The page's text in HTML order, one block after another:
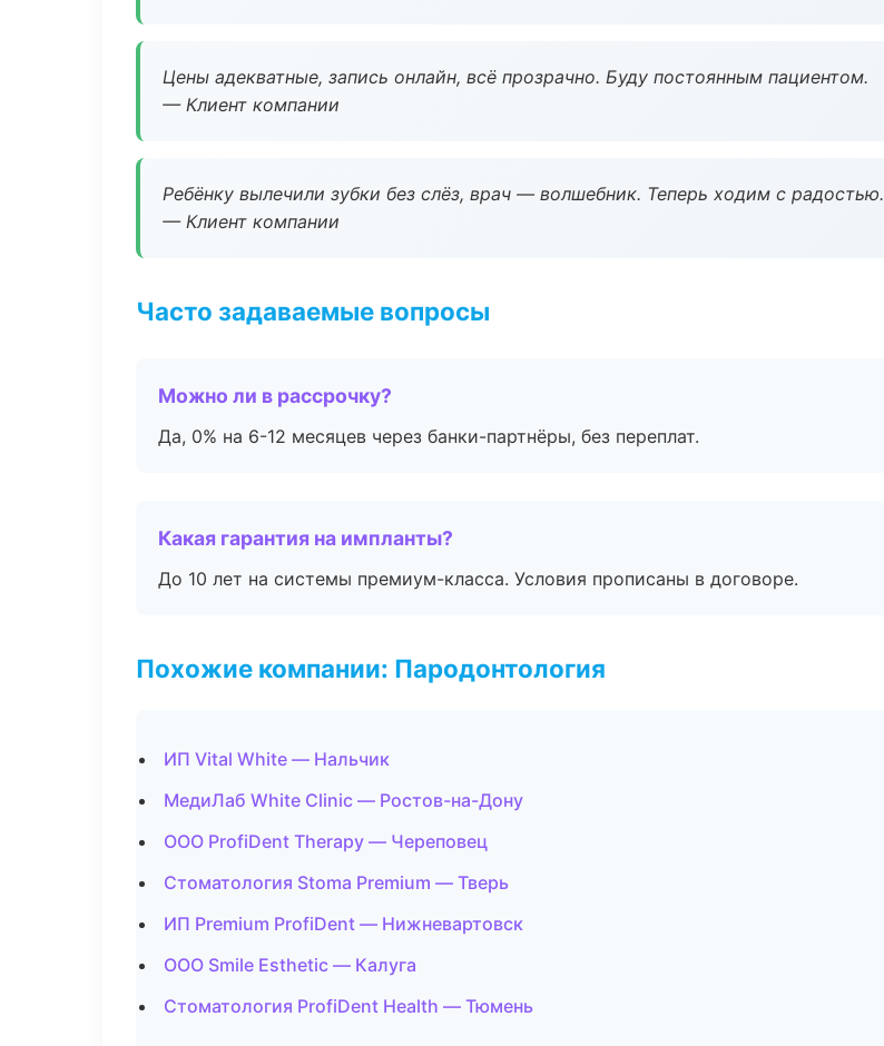
Цены адекватные, запись онлайн, всё прозрачно. Буду постоянным пациентом.
— Клиент компании
Ребёнку вылечили зубки без слёз, врач — волшебник. Теперь ходим с радостью.
— Клиент компании
Часто задаваемые вопросы
Можно ли в рассрочку?
Да, 0% на 6-12 месяцев через банки-партнёры, без переплат.
Какая гарантия на импланты?
До 10 лет на системы премиум-класса. Условия прописаны в договоре.
Похожие компании: Пародонтология
ИП Vital White — Нальчик
МедиЛаб White Clinic — Ростов-на-Дону
ООО ProfiDent Therapy — Череповец
Стоматология Stoma Premium — Тверь
ИП Premium ProfiDent — Нижневартовск
ООО Smile Esthetic — Калуга
Стоматология ProfiDent Health — Тюмень